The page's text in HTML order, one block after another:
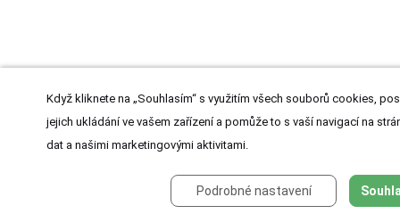
Když kliknete na „Souhlasím“ s využitím všech souborů cookies,
jejich ukládání ve vašem zařízení a pomůže to s vaší navigací na
dat a našimi marketingovými aktivitami.
Podrobné nastavení